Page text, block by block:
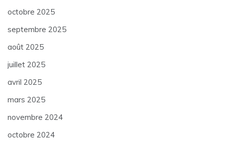
octobre 2025
septembre 2025
août 2025
juillet 2025
avril 2025
mars 2025
novembre 2024
octobre 2024